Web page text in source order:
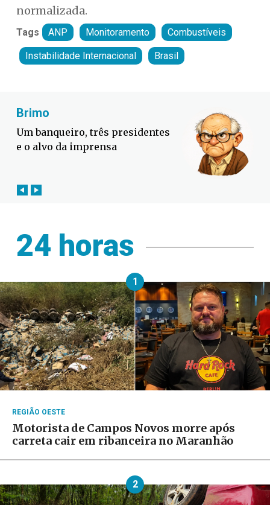
normalizada.
Tags ANP Monitoramento Combustíveis
Instabilidade Internacional Brasil
Defesa Civil lança campanha
contra o El Niño em SC
24 horas
1
REGIÃO OESTE
Motorista de Campos Novos morre após
carreta cair em ribanceira no Maranhão
2